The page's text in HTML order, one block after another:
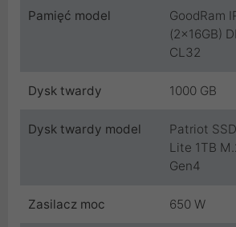
Pamięć model
GoodRam
(2x16GB)
CL32
Dysk twardy 1000 GB
Dysk twardy model
Patriot
Lite 1TB
Gen4
Zasilacz moc 650 W